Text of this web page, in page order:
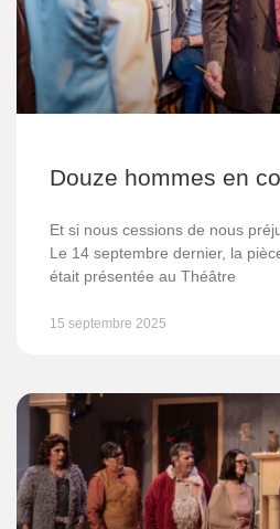
Douze hommes en
Et si nous cessions de nous
Le 14 septembre dernier, la
était présentée au Théâtre
15 septembre 2025